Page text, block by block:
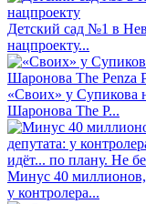
Детский сад №1 в
нацпроекту...
«Своих» у Супикова
Шаронова The P...
Минус 40 миллионов,
у контролера...